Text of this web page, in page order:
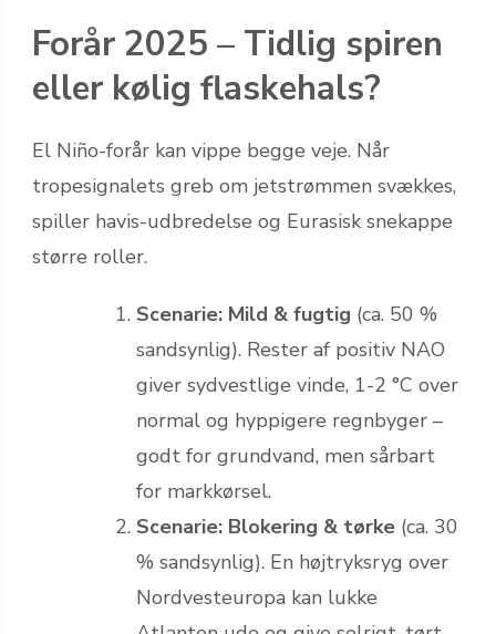
Forår 2025 – Tidlig spiren
eller kølig flaskehals?
El Niño-forår kan vippe begge veje. Når
tropesignalets greb om jetstrømmen svækkes,
spiller havis-udbredelse og Eurasisk snekappe
større roller.
Scenarie: Mild & fugtig (ca. 50 %
sandsynlig). Rester af positiv NAO
giver sydvestlige vinde, 1-2 °C over
normal og hyppigere regnbyger –
godt for grundvand, men sårbart
for markkørsel.
Scenarie: Blokering & tørke (ca. 30
% sandsynlig). En højtryksryg over
Nordvesteuropa kan lukke